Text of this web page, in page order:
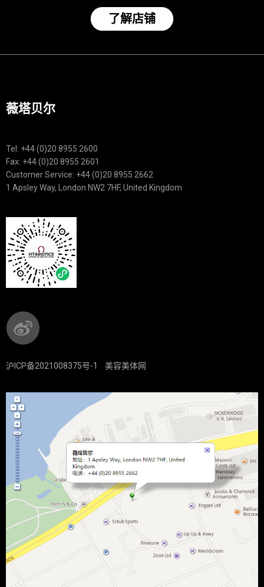
了解店铺
薇塔贝尔
Tel: +44 (0)20 8955 2600
Fax: +44 (0)20 8955 2601
Customer Service: +44 (0)20 8955 2662
1 Apsley Way, London NW2 7HF, United Kingdom
沪ICP备2021008375号-1 美容美体网